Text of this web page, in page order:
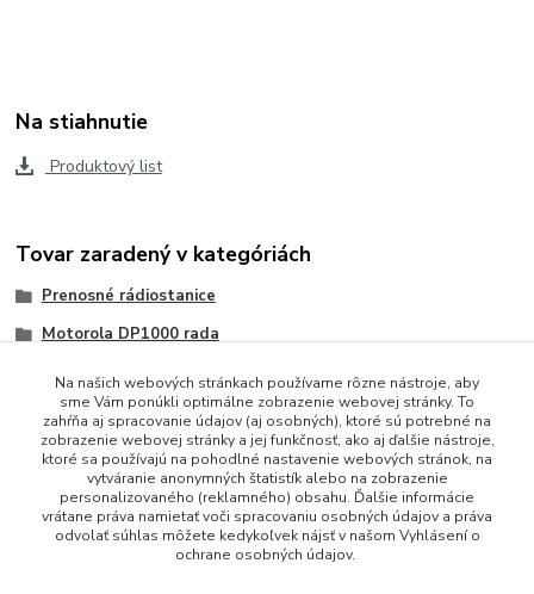
Na stiahnutie
Produktový list
Tovar zaradený v kategóriách
Prenosné rádiostanice
Motorola DP1000 rada
+421 948 229 224
Na našich webových stránkach používame rôzne nástroje, aby
sme Vám ponúkli optimálne zobrazenie webovej stránky. To
zahŕňa aj spracovanie údajov (aj osobných), ktoré sú potrebné na
zobrazenie webovej stránky a jej funkčnosť, ako aj ďalšie nástroje,
ktoré sa používajú na pohodlné nastavenie webových stránok, na
vytváranie anonymných štatistík alebo na zobrazenie
personalizovaného (reklamného) obsahu. Ďalšie informácie
vrátane práva namietať voči spracovaniu osobných údajov a práva
odvolať súhlas môžete kedykoľvek nájsť v našom Vyhlásení o
ochrane osobných údajov.